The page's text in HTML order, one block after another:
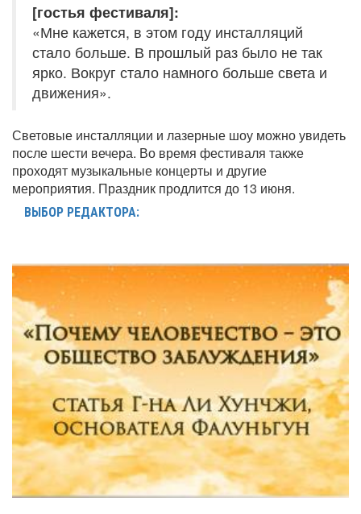
[гостья фестиваля]:
«Мне кажется, в этом году инсталляций
стало больше. В прошлый раз было не так
ярко. Вокруг стало намного больше света и
движения».
Световые инсталляции и лазерные шоу можно увидеть
после шести вечера. Во время фестиваля также
проходят музыкальные концерты и другие
мероприятия. Праздник продлится до 13 июня.
ВЫБОР РЕДАКТОРА: